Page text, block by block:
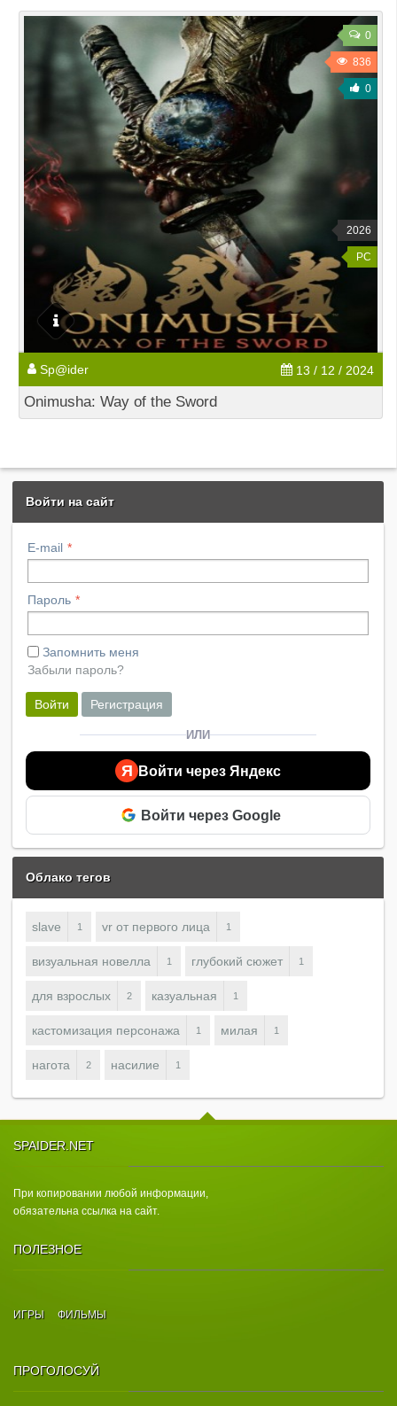
0
836
0
2026
PC
Sp@ider 13 / 12 / 2024
Onimusha: Way of the Sword
Войти на сайт
E-mail
Пароль
Запомнить меня
Забыли пароль?
Войти Регистрация
ИЛИ
Я Войти через Яндекс
Войти через Google
Облако тегов
slave 1 vr от первого лица 1
визуальная новелла 1 глубокий сюжет 1
для взрослых 2 казуальная 1
кастомизация персонажа 1 милая 1
нагота 2 насилие 1
SPAIDER.NET
При копировании любой информации,
обязательна ссылка на сайт.
ПОЛЕЗНОЕ
ИГРЫ ФИЛЬМЫ
ПРОГОЛОСУЙ